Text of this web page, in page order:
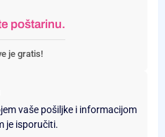
poštarinu.
je gratis!
vaše pošiljke i informacijom
je isporučiti.